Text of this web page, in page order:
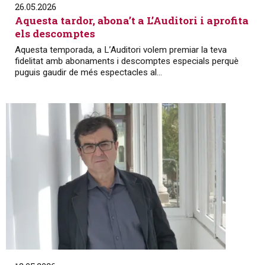
26.05.2026
Aquesta tardor, abona’t a L’Auditori i aprofita
els descomptes
Aquesta temporada, a L’Auditori volem premiar la teva
fidelitat amb abonaments i descomptes especials perquè
puguis gaudir de més espectacles al...